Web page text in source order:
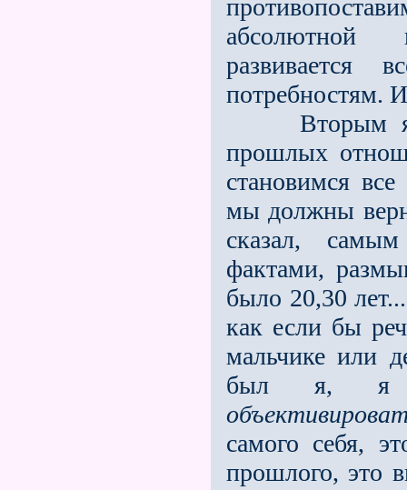
абсолютной
развивается
потребнос­тям.
Вторым
прошлых
становимся
мы должны
сказал, самым
фактами,
было 20,30
как если бы
мальчике или
был я, я
самого себя,
прошлого, это